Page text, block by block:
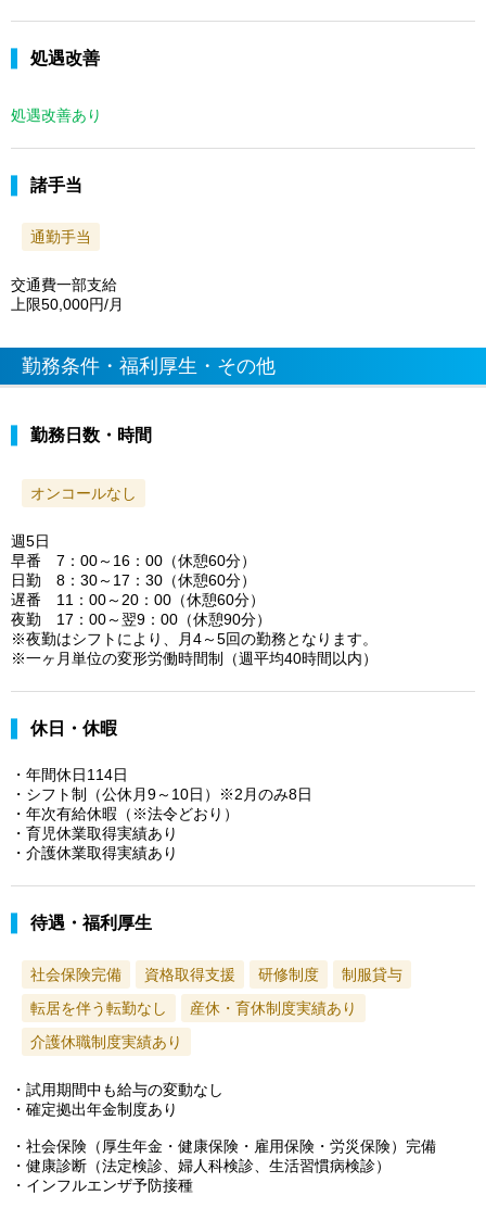
処遇改善
処遇改善あり
諸手当
通勤手当
交通費一部支給
上限50,000円/月
勤務条件・福利厚生・その他
勤務日数・時間
オンコールなし
週5日
早番 7：00～16：00（休憩60分）
日勤 8：30～17：30（休憩60分）
遅番 11：00～20：00（休憩60分）
夜勤 17：00～翌9：00（休憩90分）
※夜勤はシフトにより、月4～5回の勤務となります。
※一ヶ月単位の変形労働時間制（週平均40時間以内）
休日・休暇
・年間休日114日
・シフト制（公休月9～10日）※2月のみ8日
・年次有給休暇（※法令どおり）
・育児休業取得実績あり
・介護休業取得実績あり
待遇・福利厚生
社会保険完備 資格取得支援 研修制度
制服貸与
転居を伴う転勤なし
産休・育休制度実績あり
介護休職制度実績あり
・試用期間中も給与の変動なし
・確定拠出年金制度あり
・社会保険（厚生年金・健康保険・雇用保険・労災保険）完備
・健康診断（法定検診、婦人科検診、生活習慣病検診）
・インフルエンザ予防接種